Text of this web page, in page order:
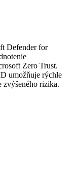
Defender for
Zero Trust.
umožňuje rýchle
zvýšeného rizika.